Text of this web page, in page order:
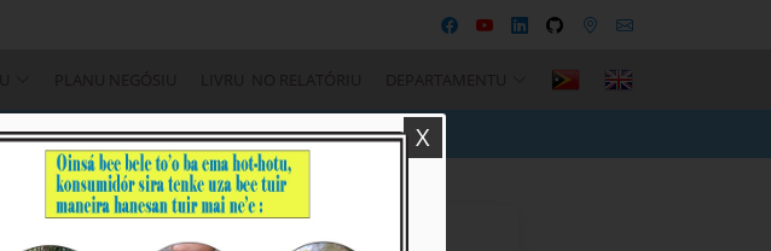
PLANU NEGÓSIU LIVRU NO RELATÓRIU DEPARTAMENTU
X